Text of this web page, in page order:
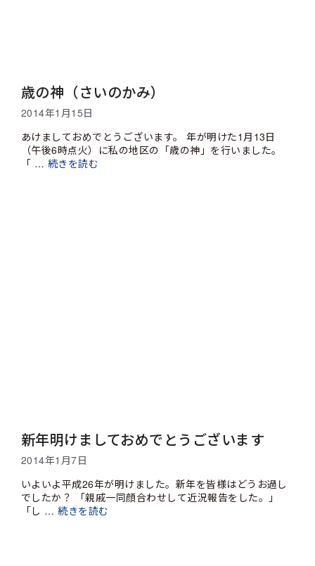
歳の神（さいのかみ）
2014年1月15日
あけましておめでとうございます。 年が明けた1月13日
（午後6時点火）に私の地区の「歳の神」を行いました。
「 … 続きを読む
新年明けましておめでとうございます
2014年1月7日
いよいよ平成26年が明けました。新年を皆様はどうお過し
でしたか？ 「親戚一同顔合わせして近況報告をした。」
「し …続きを読む